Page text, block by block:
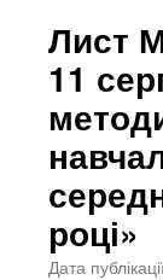
Лист
11
році»
Дата